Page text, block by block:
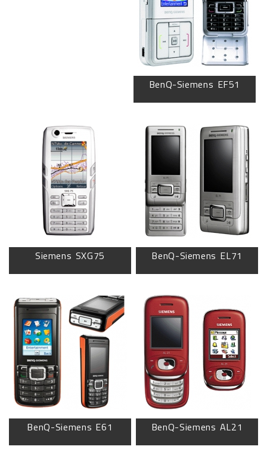
BenQ-Siemens EF51
BenQ-Siemens EL71
Siemens SXG75
BenQ-Siemens AL21
BenQ-Siemens E61